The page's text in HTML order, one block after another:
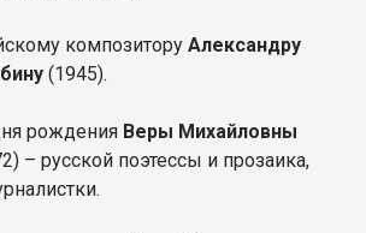
композитору Александру
(1945).
рождения Веры Михайловны
– русской поэтессы и прозаика,